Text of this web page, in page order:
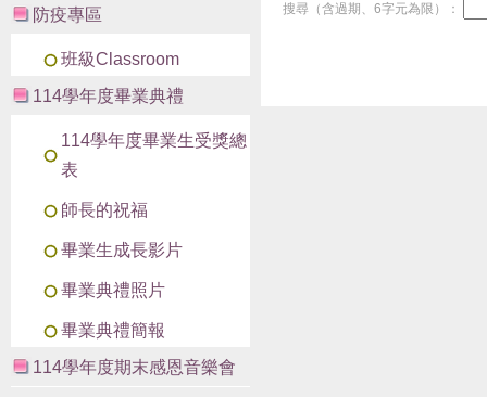
防疫專區
班級Classroom
114學年度畢業典禮
114學年度畢業生受獎總
表
師長的祝福
畢業生成長影片
畢業典禮照片
畢業典禮簡報
114學年度期末感恩音樂會
搜尋（含過期、6字元為限）：